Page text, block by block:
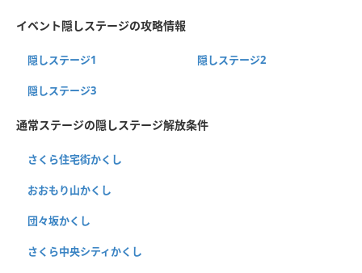
イベント隠しステージの攻略情報
隠しステージ1 隠しステージ2
隠しステージ3
通常ステージの隠しステージ解放条件
さくら住宅街かくし
おおもり山かくし
団々坂かくし
さくら中央シティかくし